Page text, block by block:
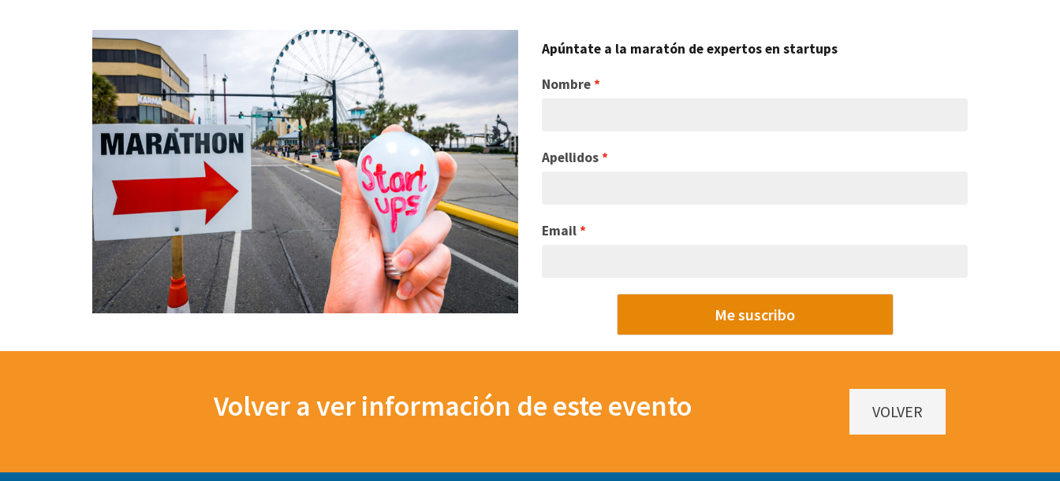
Apúntate a la maratón de expertos en startups
Nombre
Apellidos
Email
Me suscribo
Volver a ver información de este evento VOLVER